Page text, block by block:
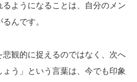
るようになることは、自分のメン
んです。
観的に捉えるのではなく、次へ
う」という言葉は、今でも印象